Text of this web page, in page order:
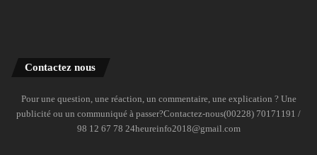
Contactez nous
Pour une question, une réaction, un commentaire, une explication ? Une
publicité ou un communiqué à passer?Contactez-nous(00228) 70171191 /
98 12 67 78 24heureinfo2018@gmail.com